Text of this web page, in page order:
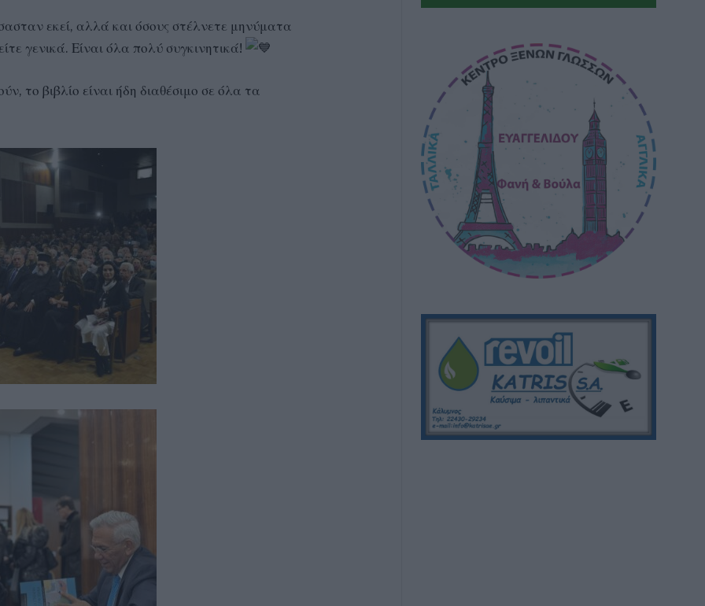
εκεί, αλλά και όσους στέλνετε μηνύματα
γενικά. Είναι όλα πολύ συγκινητικά!
το βιβλίο είναι ήδη διαθέσιμο σε όλα τα